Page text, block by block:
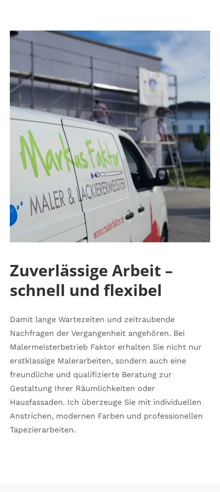
Zuverlässige Arbeit –
schnell und flexibel
Damit lange Wartezeiten und zeitraubende
Nachfragen der Vergangenheit angehören. Bei
Malermeisterbetrieb Faktor erhalten Sie nicht nur
erstklassige Malerarbeiten, sondern auch eine
freundliche und qualifizierte Beratung zur
Gestaltung Ihrer Räumlichkeiten oder
Hausfassaden. Ich überzeuge Sie mit individuellen
Anstrichen, modernen Farben und professionellen
Tapezierarbeiten.